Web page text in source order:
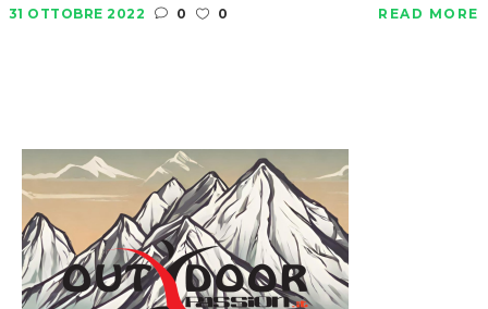
31 OTTOBRE 2022 0 0 READ MORE